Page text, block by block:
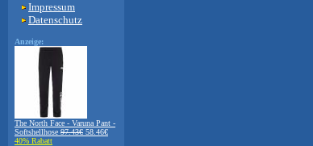
Impressum
Datenschutz
Anzeige:
The North Face - Varuna Pant -
Softshellhose 97.43€ 58.46€
40% Rabatt